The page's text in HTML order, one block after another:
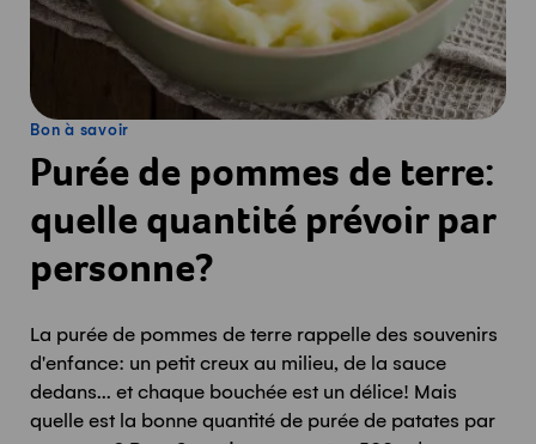
Bon à savoir
Purée de pommes de terre:
quelle quantité prévoir par
personne?
La purée de pommes de terre rappelle des souvenirs
d'enfance: un petit creux au milieu, de la sauce
dedans... et chaque bouchée est un délice! Mais
quelle est la bonne quantité de purée de patates par